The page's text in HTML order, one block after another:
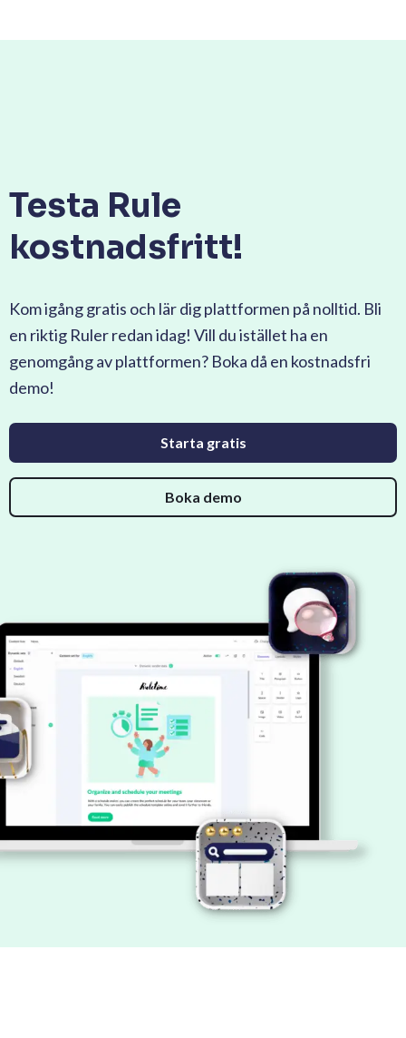
Testa Rule
kostnadsfritt!
Kom igång gratis och lär dig plattformen på nolltid. Bli
en riktig Ruler redan idag! Vill du istället ha en
genomgång av plattformen? Boka då en kostnadsfri
demo!
Starta gratis
Boka demo